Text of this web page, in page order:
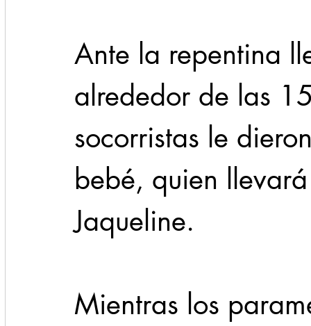
Ante la repentina
alrededor de las
socorristas le
bebé, quien
Jaqueline.
Mientras los